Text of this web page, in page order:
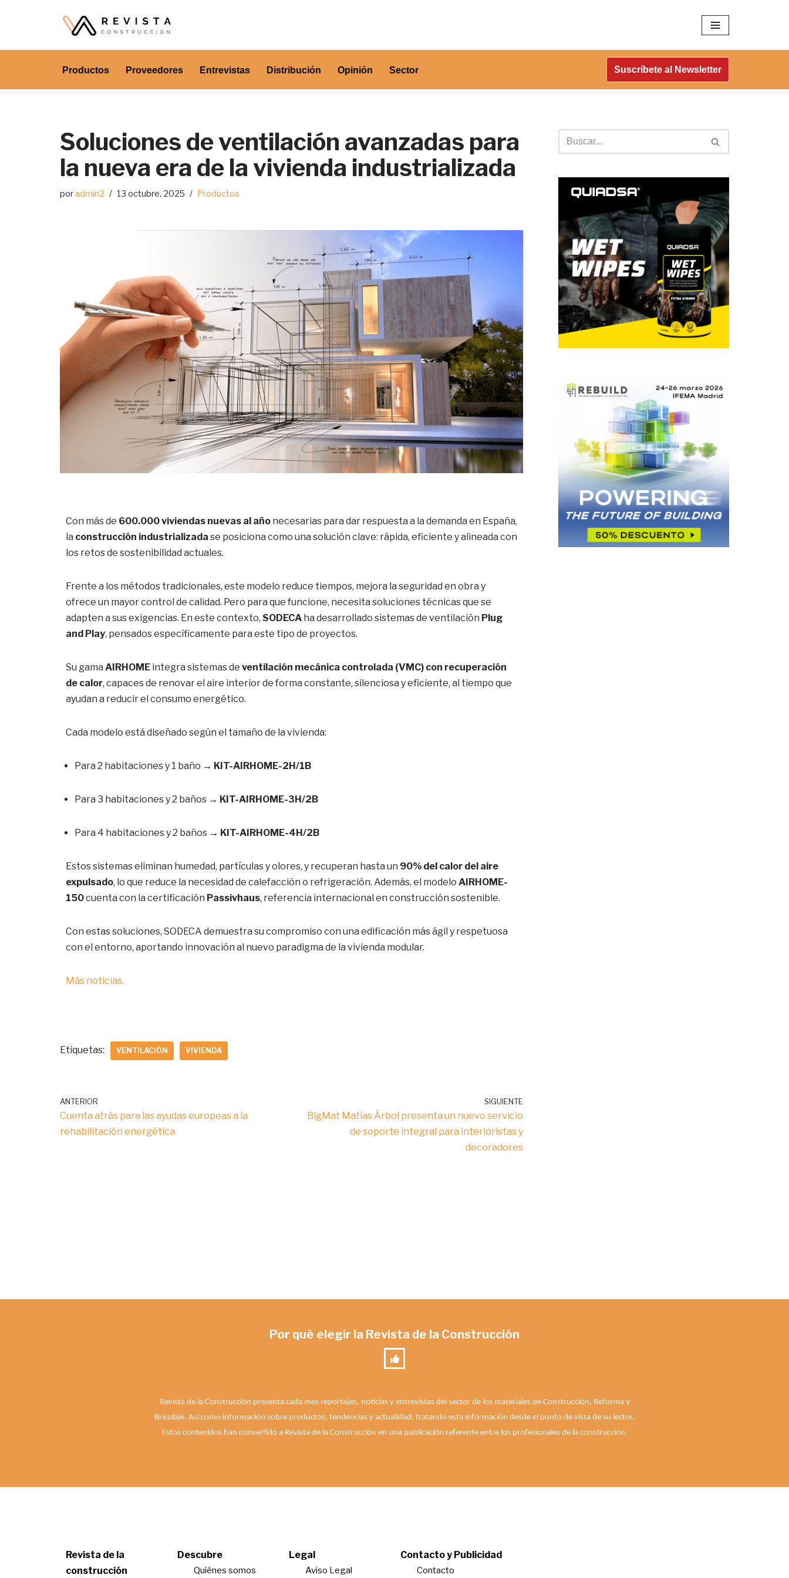
al
Productos Proveedores Entrevistas Distribución Opinión Sector Suscríbete al Newsletter
Soluciones de ventilación avanzadas para
la nueva era de la vivienda industrializada
poradmin2 13 octubre, 2025 Productos
Con más de 600.000 viviendas nuevas al año necesarias para dar respuesta a la demanda en España,
la construcción industrializada se posiciona como una solución clave: rápida, eficiente y alineada con
los retos de sostenibilidad actuales.
Frente a los métodos tradicionales, este modelo reduce tiempos, mejora la seguridad en obra y
ofrece un mayor control de calidad. Pero para que funcione, necesita soluciones técnicas que se
adapten a sus exigencias. En este contexto, SODECA ha desarrollado sistemas de ventilación Plug
and Play, pensados específicamente para este tipo de proyectos.
Su gama AIRHOME integra sistemas de ventilación mecánica controlada (VMC) con recuperación
de calor, capaces de renovar el aire interior de forma constante, silenciosa y eficiente, al tiempo que
ayudan a reducir el consumo energético.
Cada modelo está diseñado según el tamaño de la vivienda:
Para 2 habitaciones y 1 baño → KIT-AIRHOME-2H/1B
Para 3 habitaciones y 2 baños → KIT-AIRHOME-3H/2B
Para 4 habitaciones y 2 baños → KIT-AIRHOME-4H/2B
Estos sistemas eliminan humedad, partículas y olores, y recuperan hasta un 90% del calor del aire
expulsado, lo que reduce la necesidad de calefacción o refrigeración. Además, el modelo AIRHOME-
150cuenta con la certificación Passivhaus, referencia internacional en construcción sostenible.
Con estas soluciones, SODECA demuestra su compromiso con una edificación más ágil y respetuosa
con el entorno, aportando innovación al nuevo paradigma de la vivienda modular.
Más noticias.
Etiquetas: VENTILACIÓN VIVIENDA
ANTERIOR
Cuenta atrás para las ayudas europeas a la
rehabilitación energética
SIGUIENTE
BigMat Matías Árbol presenta un nuevo servicio
de soporte integral para interioristas y
decoradores
Por qué elegir la Revista de la Construcción
Revista de la Construcción presenta cada mes reportajes, noticias y entrevistas del sector de los materiales de Construcción, Reforma y
Bricolaje. Así como información sobre productos, tendencias y actualidad; tratando esta información desde el punto de vista de su lector.
Estos contenidos han convertido a Revista de la Construcción en una publicación referente entre los profesionales de la construcción.
Revista de la
construcción
Descubre
Quiénes somos
Legal
Aviso Legal
Contacto y Publicidad
Contacto